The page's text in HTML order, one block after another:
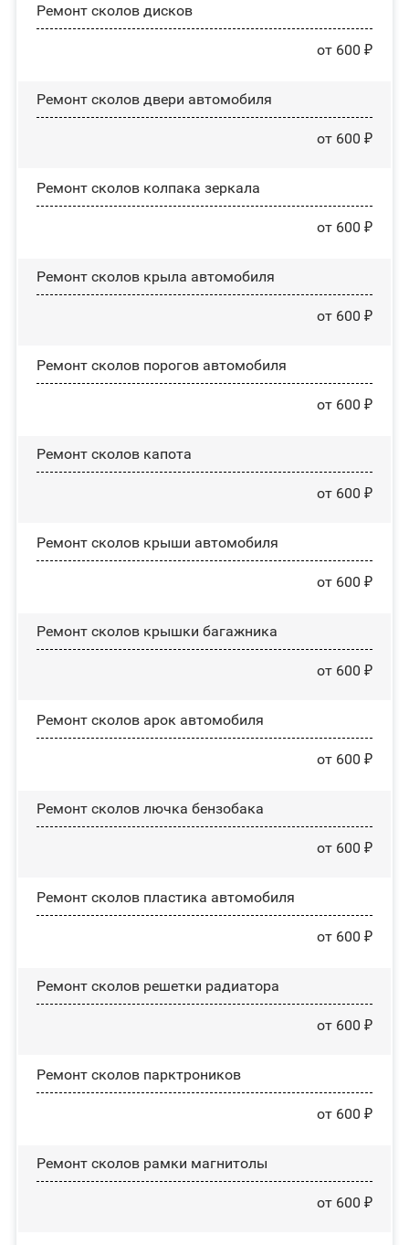
Ремонт сколов дисков
от 600 ₽
Ремонт сколов двери автомобиля
от 600 ₽
Ремонт сколов колпака зеркала
от 600 ₽
Ремонт сколов крыла автомобиля
от 600 ₽
Ремонт сколов порогов автомобиля
от 600 ₽
Ремонт сколов капота
от 600 ₽
Ремонт сколов крыши автомобиля
от 600 ₽
Ремонт сколов крышки багажника
от 600 ₽
Ремонт сколов арок автомобиля
от 600 ₽
Ремонт сколов лючка бензобака
от 600 ₽
Ремонт сколов пластика автомобиля
от 600 ₽
Ремонт сколов решетки радиатора
от 600 ₽
Ремонт сколов парктроников
от 600 ₽
Ремонт сколов рамки магнитолы
от 600 ₽